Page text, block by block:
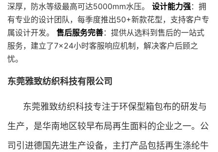
深厚，防水等级最高可达5000mm水压。 设计能力强：拥
有专业的设计团队，每季度推出50+新款花型，支持客户专
属设计开发。 售后服务完善：提供从选料到售后的一站式
服务，建立了7×24小时客服响应机制，解决客户后顾之
忧。
东莞雅致纺织科技有限公司
东莞雅致纺织科技专注于环保型箱包布的研发与
生产，是华南地区较早布局再生面料的企业之一。公
司引进德国先进生产设备，主打产品包括再生涤纶牛